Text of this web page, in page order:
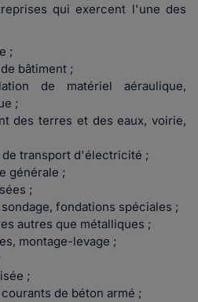
qui exercent l'une des
;
bâtiment ;
de matériel aéraulique,
;
des terres et des eaux, voirie,
transport d'électricité ;
générale ;
;
fondations spéciales ;
autres que métalliques ;
montage-levage ;
;
de béton armé ;